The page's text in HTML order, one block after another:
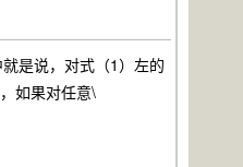
是说，对式（1）左的
如果对任意\